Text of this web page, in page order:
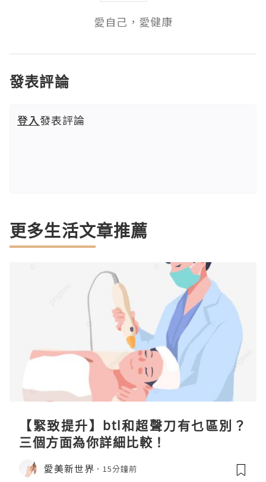
愛自己，愛健康
發表評論
登入發表評論
更多生活文章推薦
【緊致提升】btl和超聲刀有乜區別？
三個方面為你詳細比較！
愛美新世界 15分鐘前